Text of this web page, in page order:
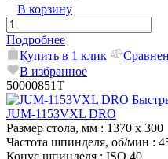
В корзину
Подробнее
Купить в 1 клик
В избранное
50000851T
JUM-1153VXL DRO
Размер стола, мм : 1370 x 300
Частота шпинделя, об/мин :